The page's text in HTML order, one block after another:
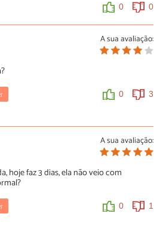
do veterinário. 0 0
A sua avaliação:
0 3
so pode ser uma brincadeira de
que perguntar se pode fazer ligadura em
A sua avaliação:
hoje faz 3 dias, ela não veio com
0 1